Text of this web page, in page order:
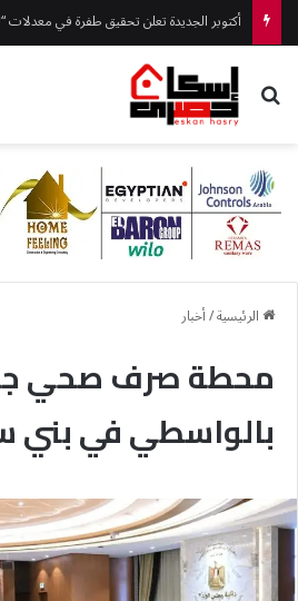
أكتوبر الجديدة تعلن تحقيق طفرة في معدلات
بحث عن
الرئيسية/أخبار
محطة صرف صحي
بالواسطي في